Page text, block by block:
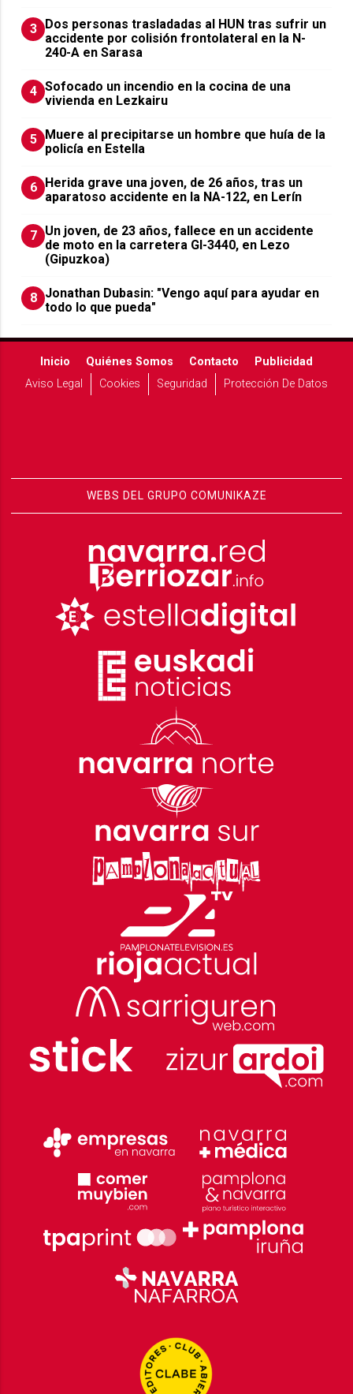
3 ​Dos personas trasladadas al HUN tras sufrir un
accidente por colisión frontolateral en la N-
240-A en Sarasa
4 Sofocado un incendio en la cocina de una
vivienda en Lezkairu
5 Muere al precipitarse un hombre que huía de la
policía en Estella
6 Herida grave una joven, de 26 años, tras un
aparatoso accidente en la NA-122, en Lerín
7 Un joven, de 23 años, fallece en un accidente
de moto en la carretera GI-3440, en Lezo
(Gipuzkoa)
8 Jonathan Dubasin: "Vengo aquí para ayudar en
todo lo que pueda"
Inicio Quiénes Somos Contacto
Publicidad
Aviso Legal
Cookies Seguridad Protección De Datos
WEBS DEL GRUPO COMUNIKAZE